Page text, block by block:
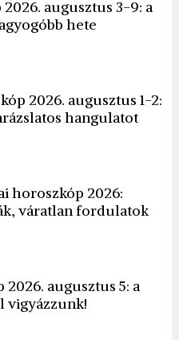
augusztus 3-9: a
hete
2026. augusztus 1-2:
hangulatot
horoszkóp 2026:
váratlan fordulatok
augusztus 5: a
vigyázzunk!